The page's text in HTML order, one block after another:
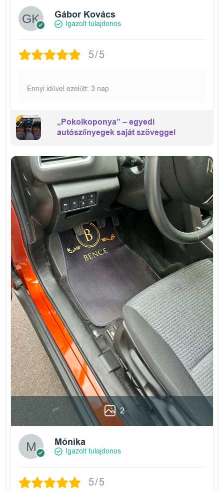
Gábor Kovács
Igazolt tulajdonos
5/5
Ennyi idővel ezelőtt: 3 nap
„Pokolkoponya” – egyedi
autószőnyegek saját szöveggel
2
Mónika
Igazolt tulajdonos
5/5